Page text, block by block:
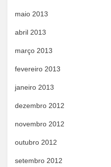
maio 2013
abril 2013
março 2013
fevereiro 2013
janeiro 2013
dezembro 2012
novembro 2012
outubro 2012
setembro 2012